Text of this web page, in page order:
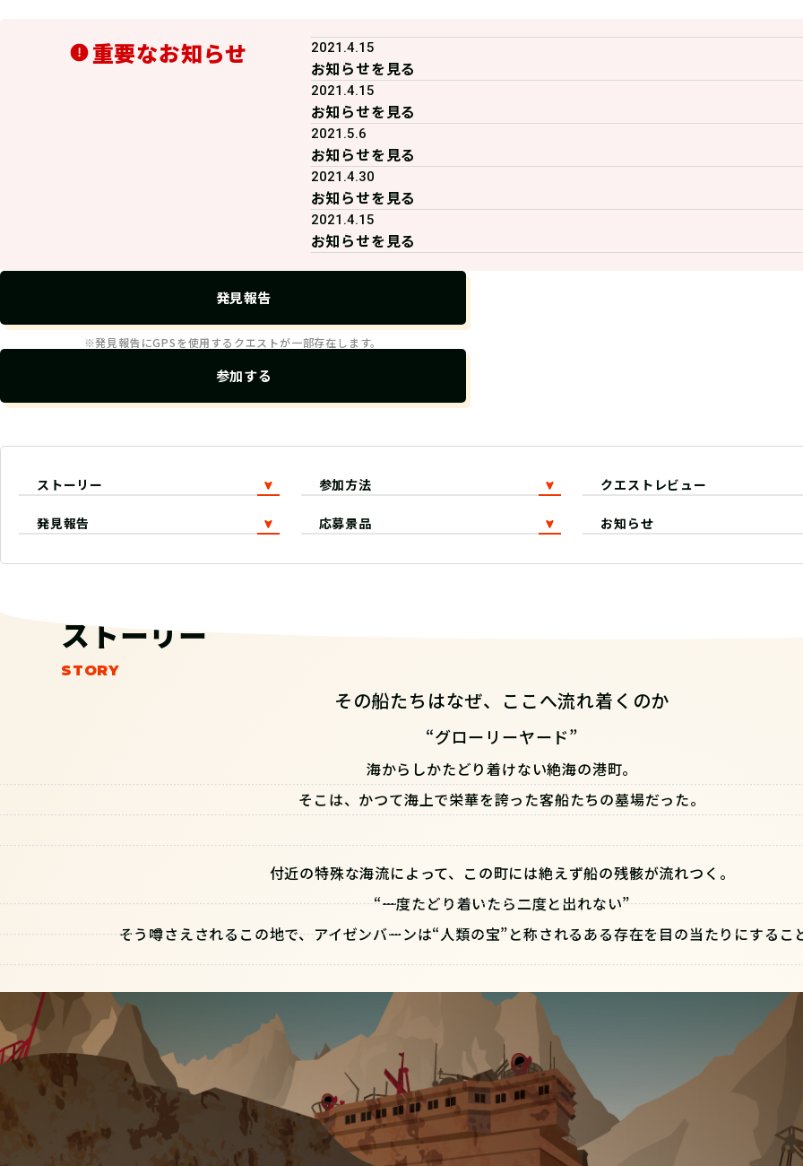
重要なお知らせ 2021.4.15
お知らせを見る
2021.4.15
お知らせを見る
2021.5.6
お知らせを見る
2021.4.30
お知らせを見る
2021.4.15
お知らせを見る
発見報告
※発見報告にGPSを使用するクエストが一部存在します。
参加する
ストーリー 参加方法 クエストレビュー
発見報告 応募景品 お知らせ
ストーリー
その船たちはなぜ、ここへ流れ着くのか
“グローリーヤード”
海からしかたどり着けない絶海の港町。
そこは、かつて海上で栄華を誇った客船たちの墓場だった。
付近の特殊な海流によって、この町には絶えず船の残骸が流れつく。
“一度たどり着いたら二度と出れない”
そう噂さえされるこの地で、アイゼンバーンは“人類の宝”と称されるある存在を目の当たりにするこ